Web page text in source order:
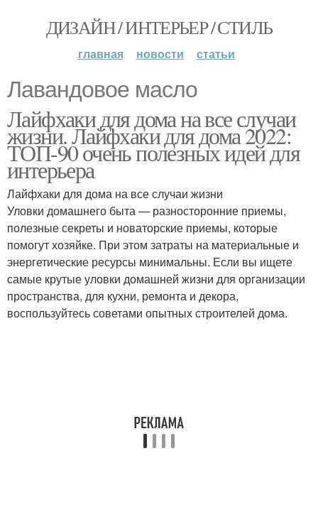
ДИЗАЙН / ИНТЕРЬЕР / СТИЛЬ
главная новости статьи
Лавандовое масло
Лайфхаки для дома на все случаи
жизни. Лайфхаки для дома 2022:
ТОП-90 очень полезных идей для
интерьера
Лайфхаки для дома на все случаи жизни
Уловки домашнего быта — разносторонние приемы,
полезные секреты и новаторские приемы, которые
помогут хозяйке. При этом затраты на материальные и
энергетические ресурсы минимальны. Если вы ищете
самые крутые уловки домашней жизни для организации
пространства, для кухни, ремонта и декора,
воспользуйтесь советами опытных строителей дома.